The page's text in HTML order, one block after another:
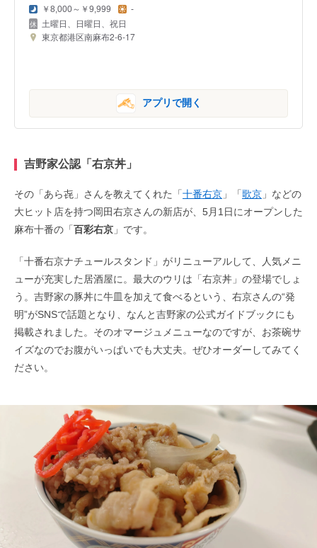
￥8,000～￥9,999 -
土曜日、日曜日、祝日
東京都港区南麻布2-6-17
アプリで開く
吉野家公認「右京丼」
その「あら㐂」さんを教えてくれた「十番右京 」「歌京 」などの
大ヒット店を持つ岡田右京さんの新店が、5月1日にオープンした
麻布十番の「百彩右京 」です。
「十番右京ナチュールスタンド」がリニューアルして、人気メニ
ューが充実した居酒屋に。最大のウリは「右京丼」の登場でしょ
う。吉野家の豚丼に牛皿を加えて食べるという、右京さんの“発
明”がSNSで話題となり、なんと吉野家の公式ガイドブックにも
掲載されました。そのオマージュメニューなのですが、お茶碗サ
イズなのでお腹がいっぱいでも大丈夫。ぜひオーダーしてみてく
ださい。